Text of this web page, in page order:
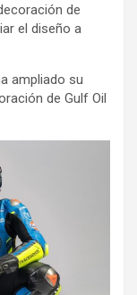
de
el diseño a
ampliado su
de Gulf Oil